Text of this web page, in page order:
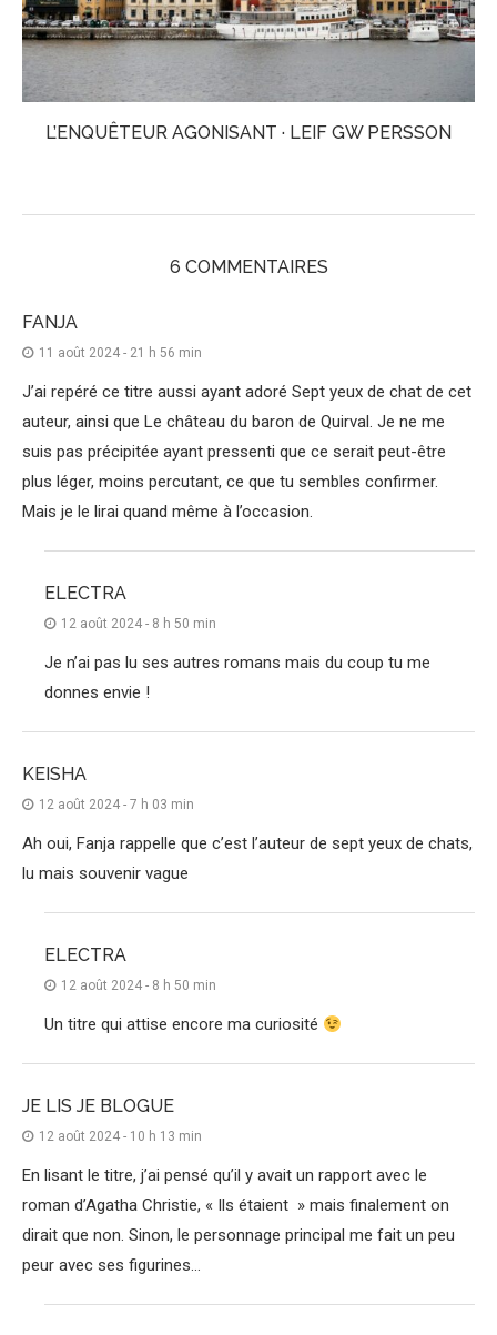
L’ENQUÊTEUR AGONISANT · LEIF GW PERSSON
6 COMMENTAIRES
FANJA
11 août 2024 - 21 h 56 min
J’ai repéré ce titre aussi ayant adoré Sept yeux de chat de cet
auteur, ainsi que Le château du baron de Quirval. Je ne me
suis pas précipitée ayant pressenti que ce serait peut-être
plus léger, moins percutant, ce que tu sembles confirmer.
Mais je le lirai quand même à l’occasion.
ELECTRA
12 août 2024 - 8 h 50 min
Je n’ai pas lu ses autres romans mais du coup tu me
donnes envie !
KEISHA
12 août 2024 - 7 h 03 min
Ah oui, Fanja rappelle que c’est l’auteur de sept yeux de chats,
lu mais souvenir vague
ELECTRA
12 août 2024 - 8 h 50 min
Un titre qui attise encore ma curiosité
JE LIS JE BLOGUE
12 août 2024 - 10 h 13 min
En lisant le titre, j’ai pensé qu’il y avait un rapport avec le
roman d’Agatha Christie, « Ils étaient » mais finalement on
dirait que non. Sinon, le personnage principal me fait un peu
peur avec ses figurines…